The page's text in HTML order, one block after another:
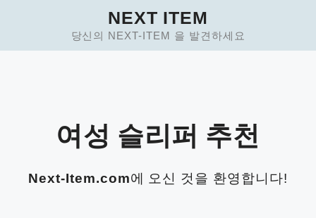
NEXT ITEM
당신의 NEXT-ITEM 을 발견하세요
여성 슬리퍼 추천
Next-Item.com에 오신 것을 환영합니다!